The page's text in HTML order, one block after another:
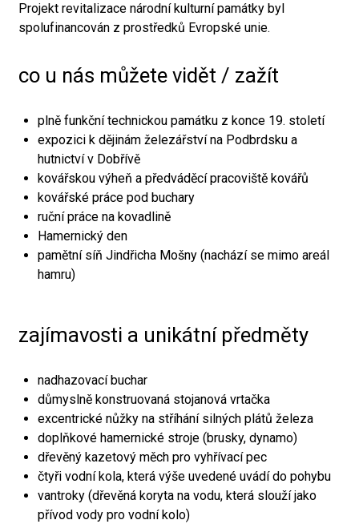
Projekt revitalizace národní kulturní památky byl
spolufinancován z prostředků Evropské unie.
co u nás můžete vidět / zažít
plně funkční technickou památku z konce 19. století
expozici k dějinám železářství na Podbrdsku a
hutnictví v Dobřívě
kovářskou výheň a předváděcí pracoviště kovářů
kovářské práce pod buchary
ruční práce na kovadlině
Hamernický den
pamětní síň Jindřicha Mošny (nachází se mimo areál
hamru)
zajímavosti a unikátní předměty
nadhazovací buchar
důmyslně konstruovaná stojanová vrtačka
excentrické nůžky na stříhání silných plátů železa
doplňkové hamernické stroje (brusky, dynamo)
dřevěný kazetový měch pro vyhřívací pec
čtyři vodní kola, která výše uvedené uvádí do pohybu
vantroky (dřevěná koryta na vodu, která slouží jako
přívod vody pro vodní kolo)